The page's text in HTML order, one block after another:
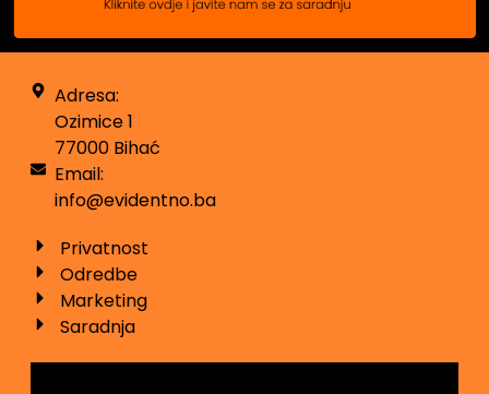
Adresa:
Ozimice 1
77000 Bihać
Email:
info@evidentno.ba
Privatnost
Odredbe
Marketing
Saradnja